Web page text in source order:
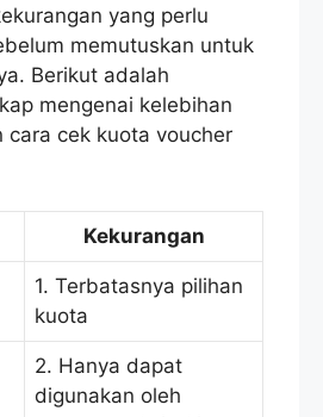
yang perlu
memutuskan untuk
Berikut adalah
mengenai kelebihan
cara cek kuota voucher
Kekurangan
1. Terbatasnya pilihan
kuota
2. Hanya dapat
digunakan oleh